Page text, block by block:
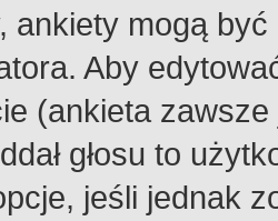
ankiety mogą
Aby
(ankieta
głosu to
jeśli jednak